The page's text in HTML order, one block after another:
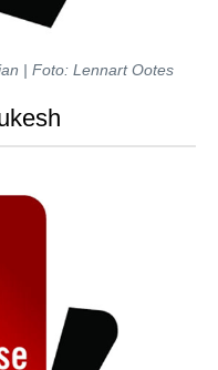
| Foto: Lennart Ootes